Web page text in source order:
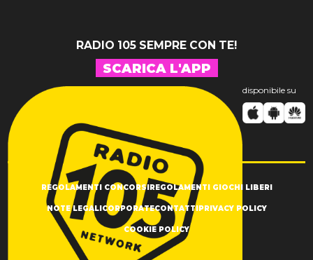
RADIO 105 SEMPRE CON TE!
SCARICA L'APP
disponibile su
REGOLAMENTI CONCORSIREGOLAMENTI GIOCHI LIBERI
NOTE LEGALICORPORATECONTATTIPRIVACY POLICY
COOKIE POLICY